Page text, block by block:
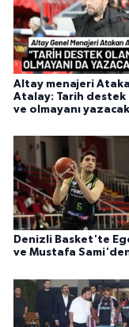
Altay menajeri
Atalay: Tarih destek
ve olmayanı
Denizli Basket'te
ve Mustafa